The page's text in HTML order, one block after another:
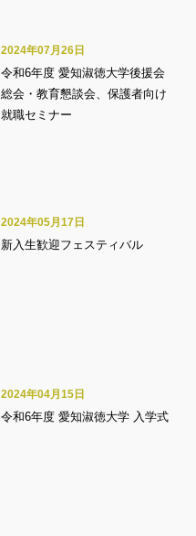
令和6年度 愛知淑徳大学後援会
総会・教育懇談会、保護者向け
就職セミナー
2024年07月26日
新入生歓迎フェスティバル
2024年05月17日
令和6年度 愛知淑徳大学 入学式
2024年04月15日